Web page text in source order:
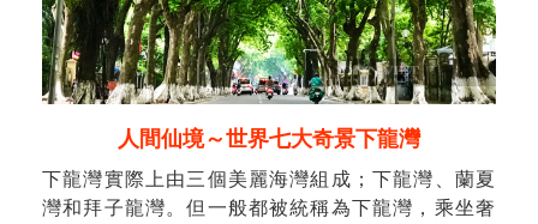
人間仙境～世界七大奇景下龍灣
下龍灣實際上由三個美麗海灣組成；下龍灣、蘭夏
灣和拜子龍灣。但一般都被統稱為下龍灣，乘坐奢